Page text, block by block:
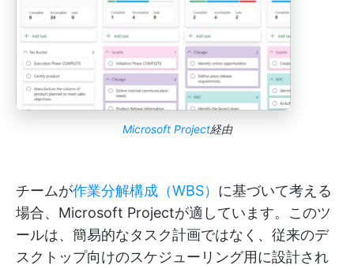
Microsoft Project経由
チームが作業分解構成（WBS） に基づいて考える
場合、Microsoft Projectが適しています。このツ
ールは、簡易的なタスク計画ではなく、従来のデ
スクトップ向けのスケジューリング用に設計され